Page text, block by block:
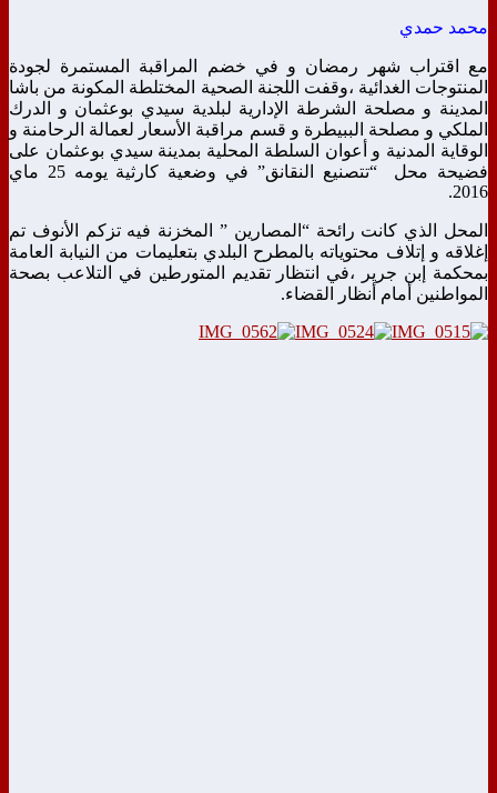
محمد حمدي
مع اقتراب شهر رمضان و في خضم المراقبة المستمرة لجودة
المنتوجات الغدائية ،وقفت اللجنة الصحية المختلطة المكونة من باشا
المدينة و مصلحة الشرطة الإدارية لبلدية سيدي بوعثمان و الدرك
الملكي و مصلحة الببيطرة و قسم مراقبة الأسعار لعمالة الرحامنة و
الوقاية المدنية و أعوان السلطة المحلية بمدينة سيدي بوعثمان على
فضيحة محل “تتصنيع النقانق” في وضعية كارثية يومه 25 ماي
2016.
المحل الذي كانت رائحة “المصارين ” المخزنة فيه تزكم الأنوف تم
إغلاقه و إتلاف محتوياته بالمطرح البلدي بتعليمات من النيابة العامة
بمحكمة إبن جرير ،في انتظار تقديم المتورطين في التلاعب بصحة
المواطنين أمام أنظار القضاء.